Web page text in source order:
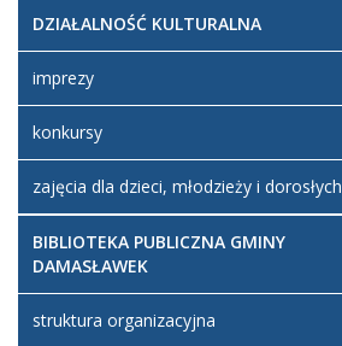
DZIAŁALNOŚĆ KULTURALNA
imprezy
konkursy
zajęcia dla dzieci, młodzieży i dorosłych
BIBLIOTEKA PUBLICZNA GMINY
DAMASŁAWEK
struktura organizacyjna